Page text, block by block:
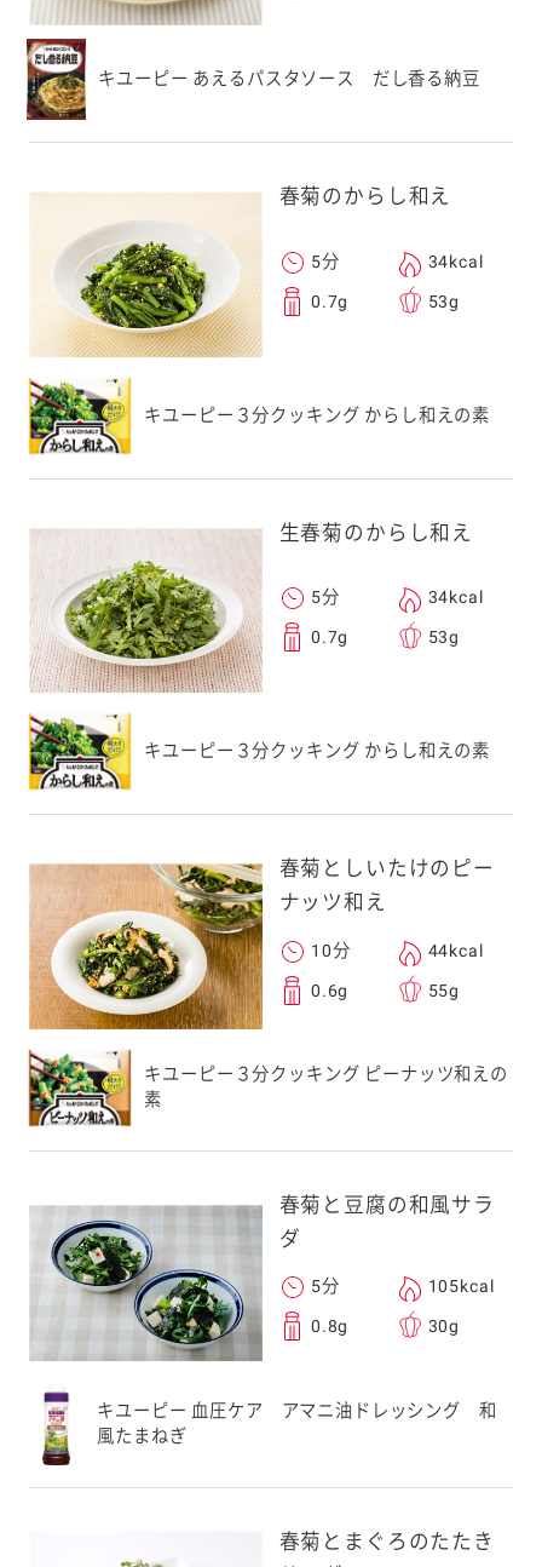
キユーピー あえるパスタソース だし香る納豆
春菊のからし和え
5分 34kcal
0.7g 53g
キユーピー３分クッキング からし和えの素
生春菊のからし和え
5分 34kcal
0.7g 53g
キユーピー３分クッキング からし和えの素
春菊としいたけのピー
ナッツ和え
10分 44kcal
0.6g 55g
キユーピー３分クッキング ピーナッツ和えの
素
春菊と豆腐の和風サラ
ダ
5分 105kcal
0.8g 30g
キユーピー 血圧ケア アマニ油ドレッシング 和
風たまねぎ
春菊とまぐろのたたき